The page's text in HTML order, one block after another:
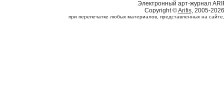
Электронный арт-журнал
Copyright ©Arifis, 2005-2026
при перепечатке любых материалов, представленных на